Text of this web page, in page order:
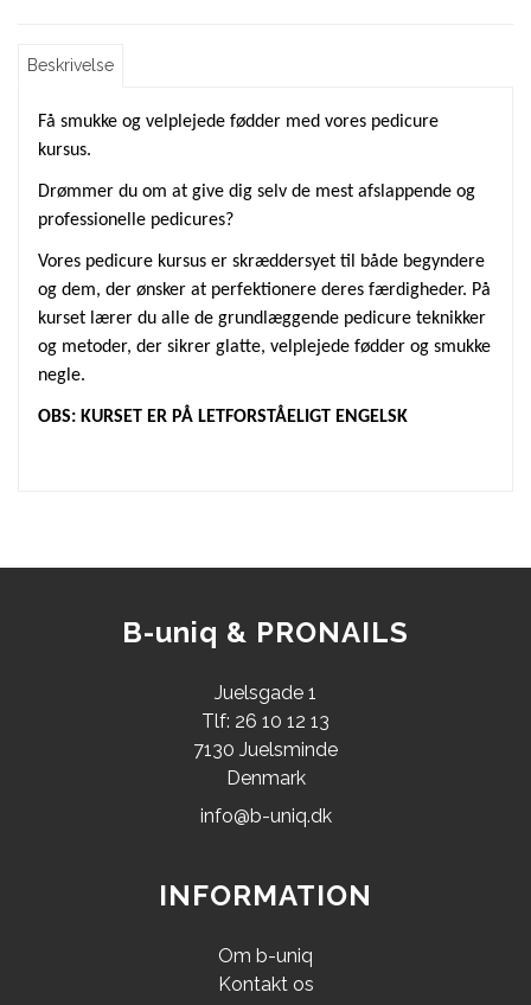
Beskrivelse
Få smukke og velplejede fødder med vores pedicure
kursus.
Drømmer du om at give dig selv de mest afslappende og
professionelle pedicures?
Vores pedicure kursus er skræddersyet til både begyndere
og dem, der ønsker at perfektionere deres færdigheder. På
kurset lærer du alle de grundlæggende pedicure teknikker
og metoder, der sikrer glatte, velplejede fødder og smukke
negle.
OBS: KURSET ER PÅ LETFORSTÅELIGT ENGELSK
B-uniq & PRONAILS
Juelsgade 1
Tlf: 26 10 12 13
7130 Juelsminde
Denmark
info@b-uniq.dk
INFORMATION
Om b-uniq
Kontakt os